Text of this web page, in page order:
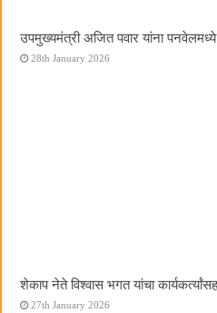
उपमुख्यमंत्री अजित पवार यांना पनवेलमध्ये
28th January 2026
शेकाप नेते विश्वास भगत यांचा
27th January 2026